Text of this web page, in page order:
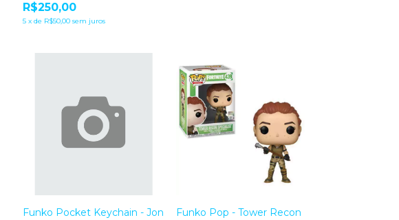
R$250,00
5 xde R$50,00 sem juros
Funko Pocket Keychain - Jon
Funko Pop - Tower Recon